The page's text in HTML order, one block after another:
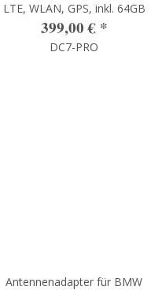
LTE, WLAN, GPS, inkl. 64GB
399,00 € *
DC7-PRO
Antennenadapter für BMW